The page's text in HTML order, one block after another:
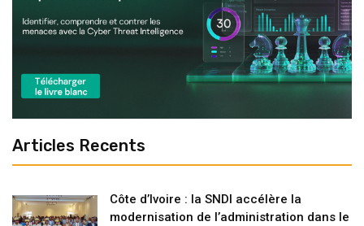
Articles Recents
Côte d’Ivoire : la SNDI accélère la
modernisation de l’administration dans le